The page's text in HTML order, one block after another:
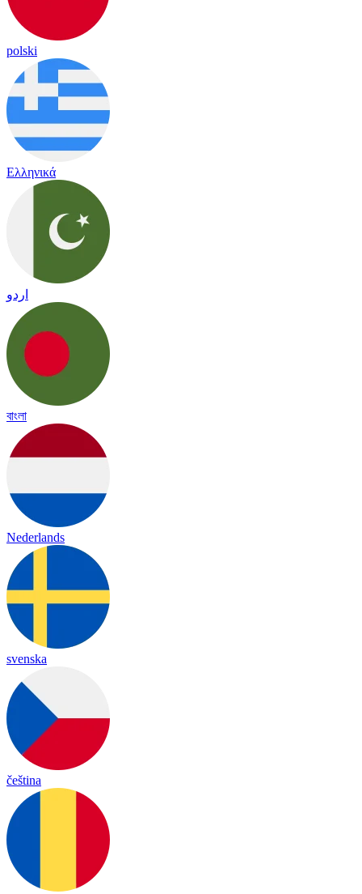
polski
Ελληνικά
اردو
বাংলা
Nederlands
svenska
čeština